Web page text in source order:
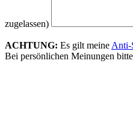
zugelassen)
ACHTUNG: Es gilt meine Anti-
Bei persönlichen Meinungen bitte